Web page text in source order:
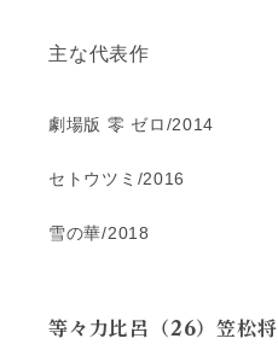
主な代表作
劇場版 零 ゼロ/2014
セトウツミ/2016
雪の華/2018
等々力比呂（26）笠松将